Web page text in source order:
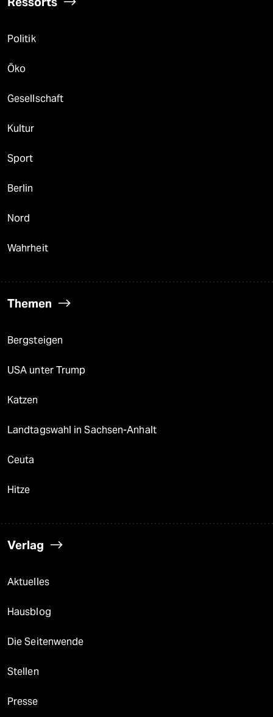
Politik
Öko
Gesellschaft
Kultur
Sport
Berlin
Nord
Wahrheit
Themen
Bergsteigen
USA unter Trump
Katzen
Landtagswahl in Sachsen-Anhalt
Ceuta
Hitze
Verlag
Aktuelles
Hausblog
Die Seitenwende
Stellen
Presse